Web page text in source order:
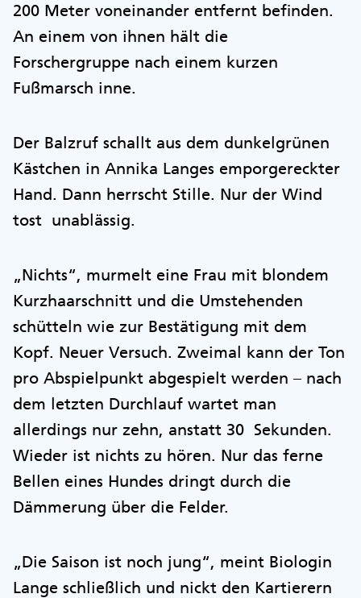
200 Meter voneinander entfernt befinden.
An einem von ihnen hält die
Forschergruppe nach einem kurzen
Fußmarsch inne.
Der Balzruf schallt aus dem dunkelgrünen
Kästchen in Annika Langes emporgereckter
Hand. Dann herrscht Stille. Nur der Wind
tost unablässig.
„Nichts“, murmelt eine Frau mit blondem
Kurzhaarschnitt und die Umstehenden
schütteln wie zur Bestätigung mit dem
Kopf. Neuer Versuch. Zweimal kann der Ton
pro Abspielpunkt abgespielt werden – nach
dem letzten Durchlauf wartet man
allerdings nur zehn, anstatt 30 Sekunden.
Wieder ist nichts zu hören. Nur das ferne
Bellen eines Hundes dringt durch die
Dämmerung über die Felder.
„Die Saison ist noch jung“, meint Biologin
Lange schließlich und nickt den Kartierern